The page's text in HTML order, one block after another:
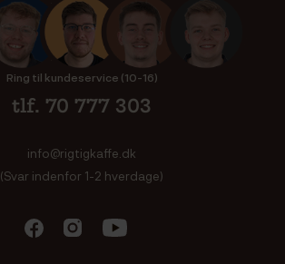
Ring til kundeservice (10-16)
tlf. 70 777 303
info@rigtigkaffe.dk
(Svar indenfor 1-2 hverdage)